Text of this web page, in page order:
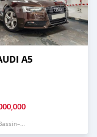
A5
Hill